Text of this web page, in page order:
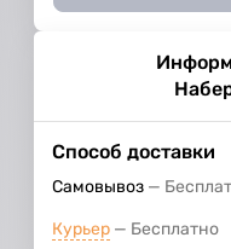
Способ доставки
Самовывоз
Курьер Бесплатно